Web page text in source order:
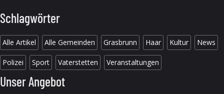
Schlagwörter
Alle Artikel Alle Gemeinden Grasbrunn Haar Kultur News
Polizei Sport Vaterstetten Veranstaltungen
Unser Angebot